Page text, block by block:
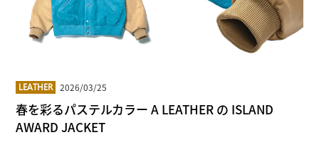
LEATHER 2026/03/25
春を彩るパステルカラー A LEATHER の ISLAND
AWARD JACKET